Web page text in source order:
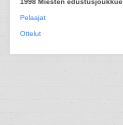
Pelaajat
Ottelut